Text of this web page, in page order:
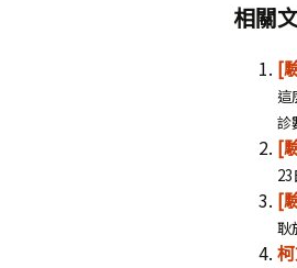
相關
[
這
診
[
[
耿